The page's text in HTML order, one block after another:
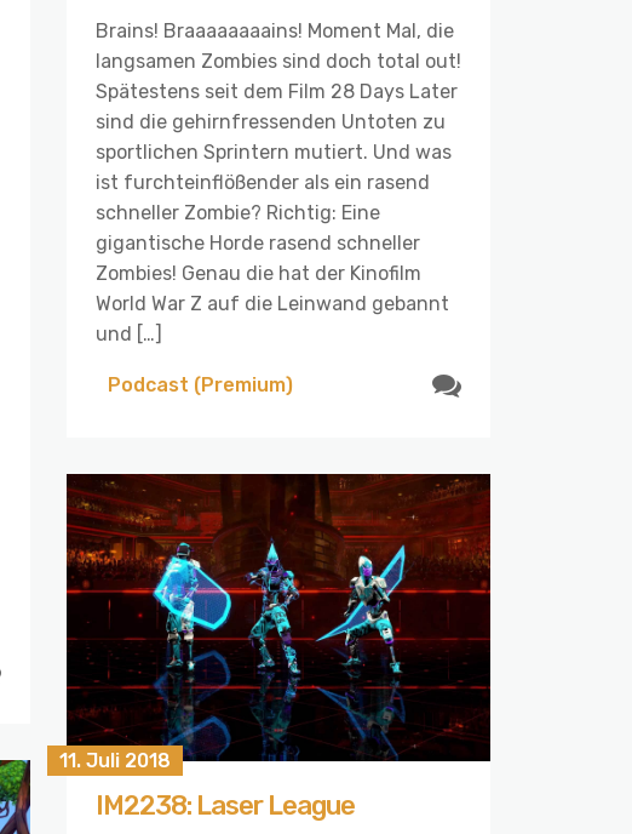
Brains! Braaaaaaaains! Moment Mal, die
langsamen Zombies sind doch total out!
Spätestens seit dem Film 28 Days Later
sind die gehirnfressenden Untoten zu
sportlichen Sprintern mutiert. Und was
ist furchteinflößender als ein rasend
schneller Zombie? Richtig: Eine
gigantische Horde rasend schneller
Zombies! Genau die hat der Kinofilm
World War Z auf die Leinwand gebannt
und […]
Podcast (Premium)
11. Juli 2018
IM2238: Laser League